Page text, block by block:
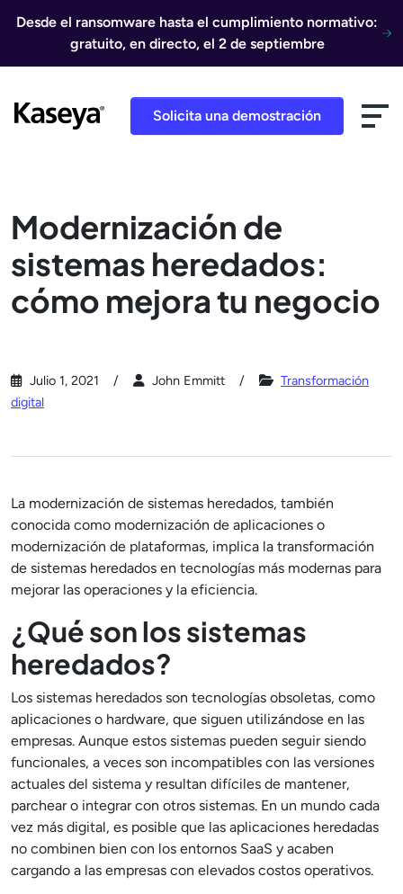
Desde el ransomware hasta el cumplimiento normativo:
gratuito, en directo, el 2 de septiembre
Solicita una demostración
Modernización de
sistemas heredados:
cómo mejora tu negocio
Julio 1, 2021 John Emmitt
Transformación
digital
La modernización de sistemas heredados, también
conocida como modernización de aplicaciones o
modernización de plataformas, implica la transformación
de sistemas heredados en tecnologías más modernas para
mejorar las operaciones y la eficiencia.
¿Qué son los sistemas
heredados?
Los sistemas heredados son tecnologías obsoletas, como
aplicaciones o hardware, que siguen utilizándose en las
empresas. Aunque estos sistemas pueden seguir siendo
funcionales, a veces son incompatibles con las versiones
actuales del sistema y resultan difíciles de mantener,
parchear o integrar con otros sistemas. En un mundo cada
vez más digital, es posible que las aplicaciones heredadas
no combinen bien con los entornos SaaS y acaben
cargando a las empresas con elevados costos operativos.